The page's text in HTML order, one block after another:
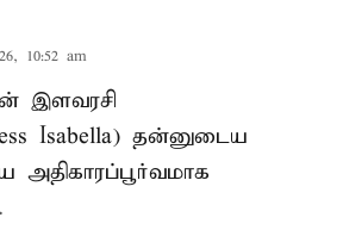
10:52 am
இளவரசி
Isabella) தன்னுடைய